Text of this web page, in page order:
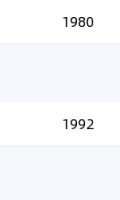
1980
1992